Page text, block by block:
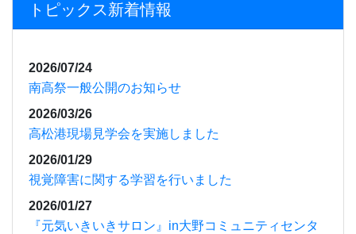
トピックス新着情報
2026/07/24
南高祭一般公開のお知らせ
2026/03/26
高松港現場見学会を実施しました
2026/01/29
視覚障害に関する学習を行いました
2026/01/27
『元気いきいきサロン』in大野コミュニティセンタ